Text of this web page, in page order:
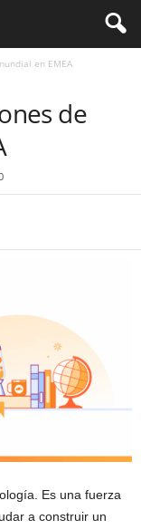
en EMEA
de
Es una fuerza
a construir un